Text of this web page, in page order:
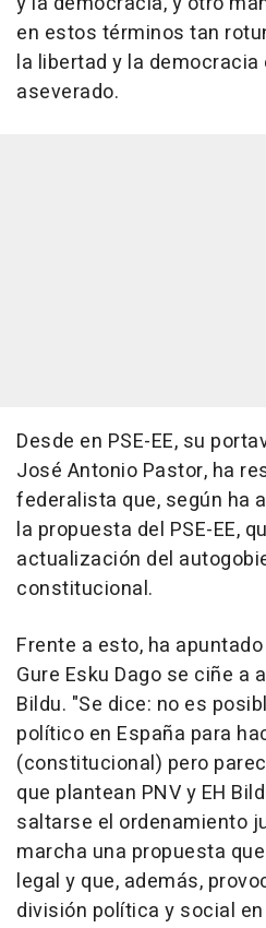
en estos términos tan
la libertad y la democracia
aseverado.
Desde en PSE-EE, su
José Antonio Pastor, ha
federalista que, según ha
la propuesta del PSE-EE,
actualización del
constitucional.
Frente a esto, ha
Gure Esku Dago se ciñe a
Bildu. "Se dice: no es
político en España para
(constitucional) pero
que plantean PNV y EH
saltarse el ordenamiento
marcha una propuesta
legal y que, además,
división política y social